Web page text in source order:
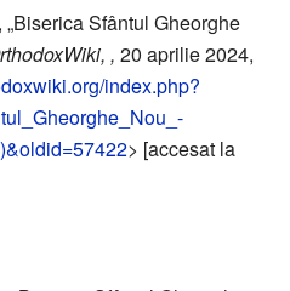
Sfântul Gheorghe
, 20 aprilie 2024,
index.php?
> [accesat la